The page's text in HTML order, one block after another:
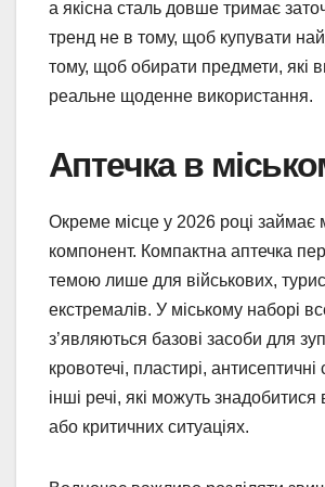
а якісна сталь довше тримає
тренд не в тому, щоб купувати
тому, щоб обирати предмети, які
реальне щоденне використання.
Аптечка в
Окреме місце у 2026 році займає
компонент. Компактна аптечка
темою лише для військових,
екстремалів. У міському наборі
з’являються базові засоби для
кровотечі, пластирі, антисептичні
інші речі, які можуть
або критичних ситуаціях.